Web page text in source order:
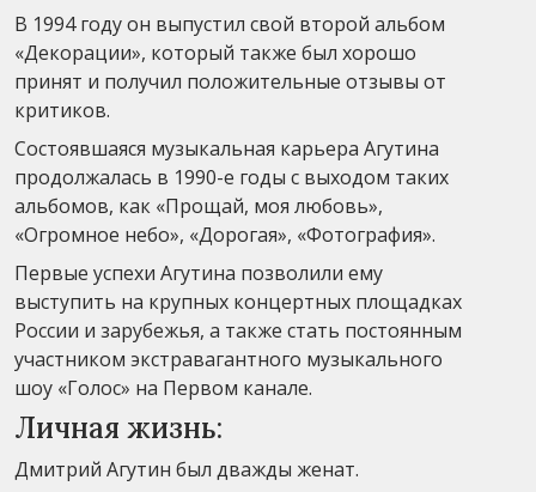
В 1994 году он выпустил свой второй альбом
«Декорации», который также был хорошо
принят и получил положительные отзывы от
критиков.
Состоявшаяся музыкальная карьера Агутина
продолжалась в 1990-е годы с выходом таких
альбомов, как «Прощай, моя любовь»,
«Огромное небо», «Дорогая», «Фотография».
Первые успехи Агутина позволили ему
выступить на крупных концертных площадках
России и зарубежья, а также стать постоянным
участником экстравагантного музыкального
шоу «Голос» на Первом канале.
Личная жизнь:
Дмитрий Агутин был дважды женат.